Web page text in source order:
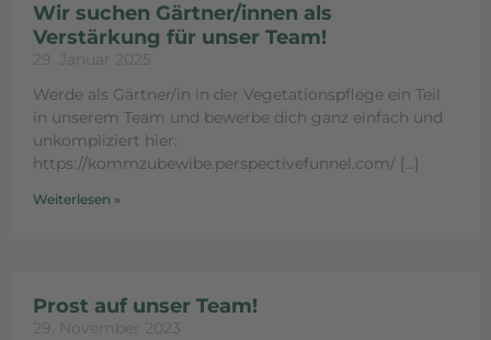
Wir suchen Gärtner/innen als
Verstärkung für unser Team!
29. Januar 2025
Werde als Gärtner/in in der Vegetationspflege ein Teil
in unserem Team und bewerbe dich ganz einfach und
unkompliziert hier:
https://kommzubewibe.perspectivefunnel.com/
Weiterlesen »
Prost auf unser Team!
29. November 2023